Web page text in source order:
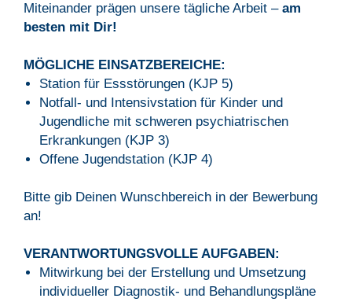
Miteinander prägen unsere tägliche Arbeit – am
besten mit Dir!
MÖGLICHE EINSATZBEREICHE:
Station für Essstörungen (KJP 5)
Notfall- und Intensivstation für Kinder und
Jugendliche mit schweren psychiatrischen
Erkrankungen (KJP 3)
Offene Jugendstation (KJP 4)
Bitte gib Deinen Wunschbereich in der Bewerbung
an!
VERANTWORTUNGSVOLLE AUFGABEN:
Mitwirkung bei der Erstellung und Umsetzung
individueller Diagnostik- und Behandlungspläne